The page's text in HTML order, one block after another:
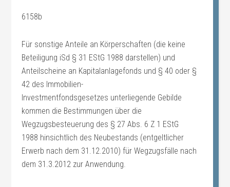
6158b
Für sonstige Anteile an Körperschaften (die keine
Beteiligung iSd § 31 EStG 1988 darstellen) und
Anteilscheine an Kapitalanlagefonds und § 40 oder §
42 des Immobilien-
Investmentfondsgesetzes unterliegende Gebilde
kommen die Bestimmungen über die
Wegzugsbesteuerung des § 27 Abs. 6 Z 1 EStG
1988 hinsichtlich des Neubestands (entgeltlicher
Erwerb nach dem 31.12.2010) für Wegzugsfälle nach
dem 31.3.2012 zur Anwendung.